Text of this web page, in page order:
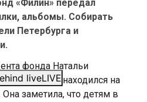
liveLIVE
«Филин» передал
альбомы. Собирать
Петербурга и
фонда Натальи
ребенок находился на
заметила, что детям в